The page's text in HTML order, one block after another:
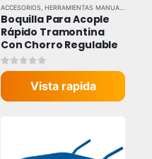
,TRAMONTINA
ACCESORIOS HERRAMIENTAS MANUALES
Boquilla Para Acople
Rápido Tramontina
Con Chorro Regulable
0out of 5
Vista rapida